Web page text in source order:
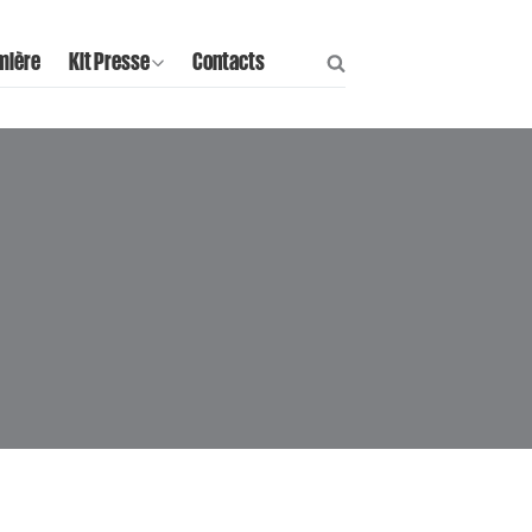
Kit Presse Contacts